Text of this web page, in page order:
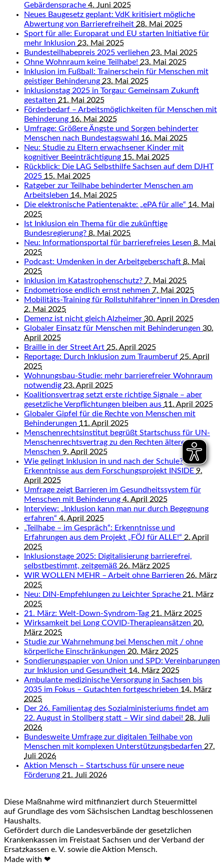
Gebärdensprache 4. Juni 2025
Neues Baugesetz geplant: VdK kritisiert mögliche
Abwertung von Barrierefreiheit 28. Mai 2025
Sport für alle: Europarat und EU starten Initiative für
mehr Inklusion 23. Mai 2025
Bundesteilhabepreis 2025 verliehen 23. Mai 2025
Ohne Wohnraum keine Teilhabe! 23. Mai 2025
Inklusion im Fußball: Trainerschein für Menschen mit
geistiger Behinderung 23. Mai 2025
Inklusionstag 2025 in Torgau: Gemeinsam Zukunft
gestalten 21. Mai 2025
Förderbedarf – Arbeitsmöglichkeiten für Menschen mit
Behinderung 16. Mai 2025
Umfrage: Größere Ängste und Sorgen behinderter
Menschen nach Bundestagswahl 16. Mai 2025
Neu: Studie zu Eltern erwachsener Kinder mit
kognitiver Beeinträchtigung 15. Mai 2025
Rückblick: Die LAG Selbsthilfe Sachsen auf dem DJHT
2025 15. Mai 2025
Ratgeber zur Teilhabe behinderter Menschen am
Arbeitsleben 14. Mai 2025
Die elektronische Patientenakte: „ePA für alle“ 14. Mai
2025
Ist Inklusion ein Thema für die zukünftige
Bundesregierung? 8. Mai 2025
Neu: Informationsportal für barrierefreies Lesen 8. Mai
2025
Podcast: Umdenken in der Arbeitgeberschaft 8. Mai
2025
Inklusion im Katastrophenschutz? 7. Mai 2025
Endometriose endlich ernst nehmen 7. Mai 2025
Mobilitäts-Training für Rollstuhlfahrer*innen in Dresden
2. Mai 2025
Demenz ist nicht gleich Alzheimer 30. April 2025
Globaler Einsatz für Menschen mit Behinderungen 30.
April 2025
Braille in der Street Art 25. April 2025
Reportage: Durch Inklusion zum Traumberuf 25. April
2025
Wohnungsbau-Studie: mehr barrierefreier Wohnraum
notwendig 23. April 2025
Koalitionsvertrag setzt erste richtige Signale – aber
gesetzliche Verpflichtungen bleiben aus 11. April 2025
Globaler Gipfel für die Rechte von Menschen mit
Behinderungen 11. April 2025
Menschenrechtsinstitut begrüßt Startschuss für UN-
Menschenrechtsvertrag zu den Rechten älterer
Menschen 9. April 2025
Wie gelingt Inklusion in und nach der Schule?
Erkenntnisse aus dem Forschungsprojekt INSIDE9.
April 2025
Umfrage zeigt Barrieren im Gesundheitssystem für
Menschen mit Behinderung 4. April 2025
Interview: „Inklusion kann man nur durch Begegnung
erfahren“ 4. April 2025
„Teilhabe – im Gespräch“: Erkenntnisse und
Erfahrungen aus dem Projekt „FÖJ für ALLE!“ 2. April
2025
Inklusionstage 2025: Digitalisierung barrierefrei,
selbstbestimmt, zeitgemäß 26. März 2025
WIR WOLLEN MEHR – Arbeit ohne Barrieren 26. März
2025
Neu: DIN-Empfehlungen zu Leichter Sprache 21. März
2025
21. März: Welt-Down-Syndrom-Tag 21. März 2025
Wirksamkeit bei Long COVID-Therapieansätzen 20.
März 2025
Studie zur Wahrnehmung bei Menschen mit / ohne
körperliche Einschränkungen 20. März 2025
Sondierungspapier von Union und SPD: Vereinbarungen
zur Inklusion und Gesundheit 14. März 2025
Ambulante medizinische Versorgung in Sachsen bis
2035 im Fokus – Gutachten fortgeschrieben 14. März
2025
Der 26. Familientag des Sozialministeriums findet am
22. August in Stollberg statt – Wir sind dabei! 28. Juli
2026
Bundesweite Umfrage zur digitalen Teilhabe von
Menschen mit komplexen Unterstützungsbedarfen 27.
Juli 2026
Aktion Mensch – Startschuss für unsere neue
Förderung 21. Juli 2026
Diese Maßnahme wird mitfinanziert durch Steuermittel
auf Grundlage des vom Sächsischen Landtag beschlossenen
Haushalts.
Gefördert durch die Landesverbände der gesetzlichen
Krankenkassen im Freistaat Sachsen und der Verband der
Ersatzkassen e. V. sowie die Aktion Mensch.
Made with ❤